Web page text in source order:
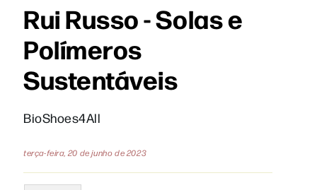
Rui Russo - Solas e
Polímeros
Sustentáveis
BioShoes4All
terça-feira, 20 de junho de 2023